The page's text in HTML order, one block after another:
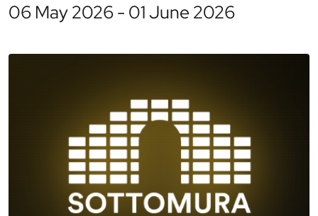
06 May 2026 - 01 June 2026